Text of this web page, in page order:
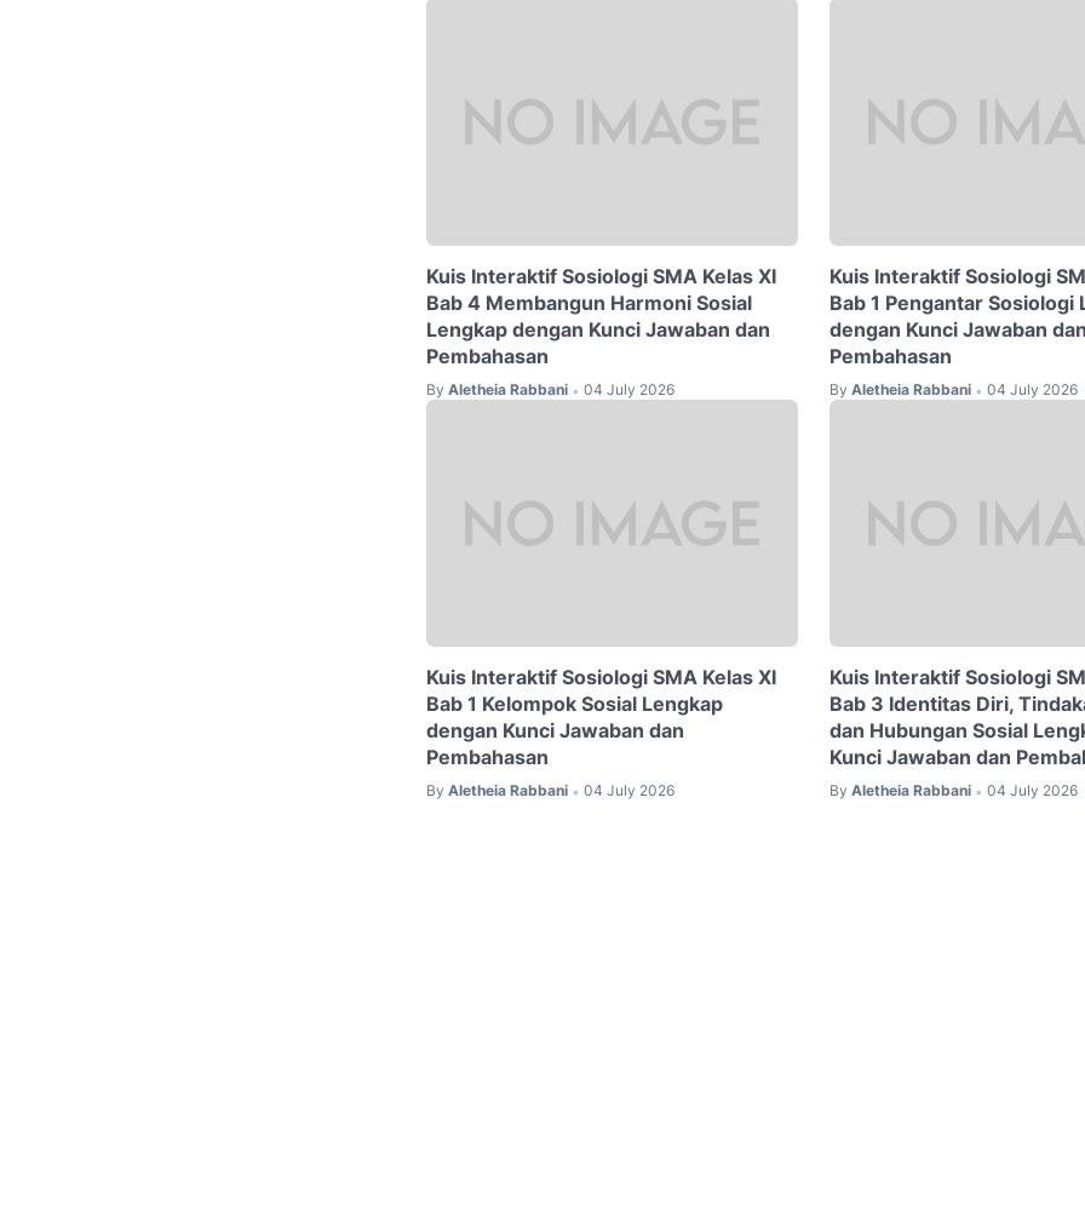
Kuis Interaktif Sosiologi SMA Kelas XI
Bab 4 Membangun Harmoni Sosial
Lengkap dengan Kunci Jawaban dan
Pembahasan
By Aletheia Rabbani • 04 July 2026
Kuis Interaktif Sosiologi
Bab 1 Pengantar Sosiologi
dengan Kunci Jawaban dan
Pembahasan
By Aletheia Rabbani • 04 July 2026
Kuis Interaktif Sosiologi SMA Kelas XI
Bab 1 Kelompok Sosial Lengkap
dengan Kunci Jawaban dan
Pembahasan
By Aletheia Rabbani • 04 July 2026
Kuis Interaktif Sosiologi
Bab 3 Identitas Diri,
dan Hubungan Sosial
Kunci Jawaban dan
By Aletheia Rabbani • 04 July 2026